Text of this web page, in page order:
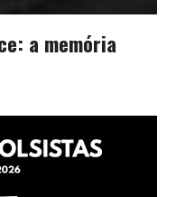
a memória